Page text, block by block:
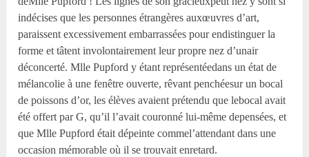
indécises que les personnes étrangères auxœuvres d’art,
paraissent excessivement embarrassées pour endistinguer la
forme et tâtent involontairement leur propre nez d’unair
déconcerté. Mlle Pupford y étant représentéedans un état de
mélancolie à une fenêtre ouverte, rêvant penchéesur un bocal
de poissons d’or, les élèves avaient prétendu que lebocal avait
été offert par G, qu’il l’avait couronné lui-même depensées, et
que Mlle Pupford était dépeinte commel’attendant dans une
occasion mémorable où il se trouvait enretard.